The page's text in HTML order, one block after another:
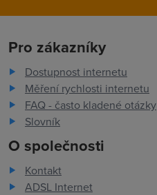
Pro zákazníky
Dostupnost internetu
Měření rychlosti internetu
FAQ - často kladené otázky
Slovník
O společnosti
Kontakt
ADSL Internet